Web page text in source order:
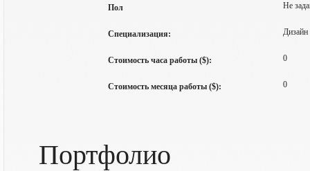
Пол Не
Специализация: Дизайн
Стоимость часа работы ($): 0
Стоимость месяца работы ($): 0
Портфолио